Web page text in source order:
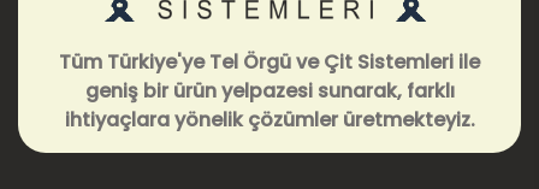
Tüm Türkiye'ye Tel Örgü ve Çit Sistemleri ile
geniş bir ürün yelpazesi sunarak, farklı
ihtiyaçlara yönelik çözümler üretmekteyiz.